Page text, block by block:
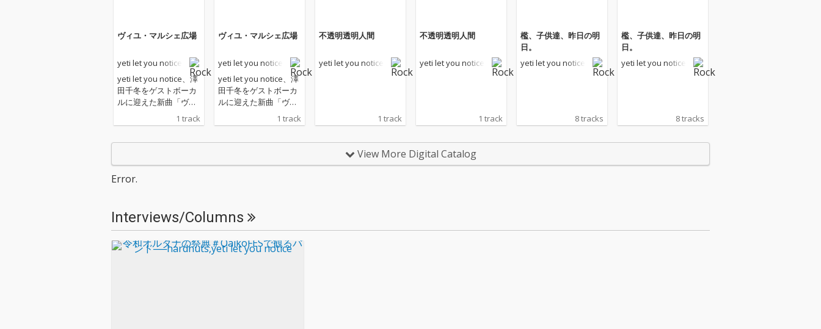
ヴィユ・マルシェ広場
yeti let you notice
yeti let you notice、澤
田千冬をゲストボーカ
ルに迎えた新曲「ヴィ
リース 多くの映画や作
ユ・マルシェ広場」を
めた熱気を放つ楽曲と
なっている。
1 track
ヴィユ・マルシェ広場
yeti let you notice
yeti let you notice、澤
田千冬をゲストボーカ
ルに迎えた新曲「ヴィ
リース 多くの映画や作
めた熱気を放つ楽曲と
なっている。
1 track
不透明透明人間
yeti let you notice
1 track
不透明透明人間
yeti let you notice
1 track
檻、子供達、昨日の明
日。
yeti let you notice
8 tracks
檻、子供達、昨日の明
日。
yeti let you notice
8 tracks
View More Digital Catalog
Error.
Interviews/Columns